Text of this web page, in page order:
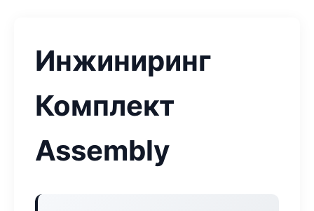
Инжиниринг
Комплект
Assembly